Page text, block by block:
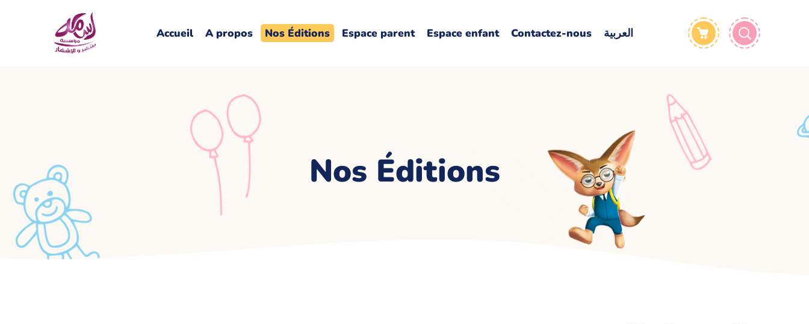
Accueil A propos Nos Éditions Espace parent Espace enfant Contactez-nous العربية
Nos Éditions